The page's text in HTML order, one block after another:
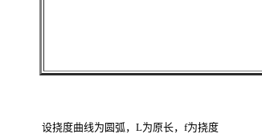
设挠度曲线为圆弧， L为原长， f为挠度